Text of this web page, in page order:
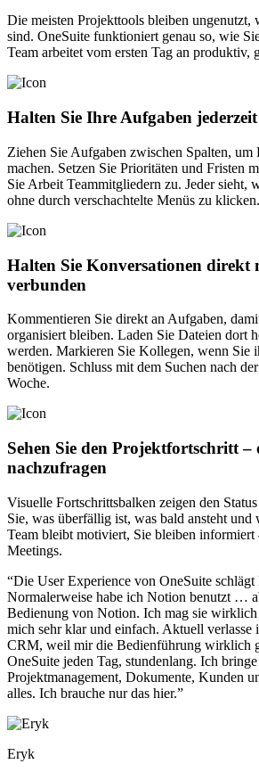
Die meisten Projekttools bleiben ungenutzt,
sind. OneSuite funktioniert genau so, wie
Team arbeitet vom ersten Tag an produktiv,
Halten Sie Ihre Aufgaben
Ziehen Sie Aufgaben zwischen Spalten, um
machen. Setzen Sie Prioritäten und Fristen
Sie Arbeit Teammitgliedern zu. Jeder sieht,
ohne durch verschachtelte Menüs zu klicken.
Halten Sie Konversationen direkt
verbunden
Kommentieren Sie direkt an Aufgaben,
organisiert bleiben. Laden Sie Dateien dort
werden. Markieren Sie Kollegen, wenn Sie
benötigen. Schluss mit dem Suchen nach
Woche.
Sehen Sie den Projektfortschritt –
nachzufragen
Visuelle Fortschrittsbalken zeigen den
Sie, was überfällig ist, was bald ansteht
Team bleibt motiviert, Sie bleiben informiert
Meetings.
“Die User Experience von OneSuite
Normalerweise habe ich Notion benutzt …
Bedienung von Notion. Ich mag sie
mich sehr klar und einfach. Aktuell verlasse
CRM, weil mir die Bedienführung wirklich
OneSuite jeden Tag, stundenlang. Ich
Projektmanagement, Dokumente, Kunden
alles. Ich brauche nur das hier.”
Eryk